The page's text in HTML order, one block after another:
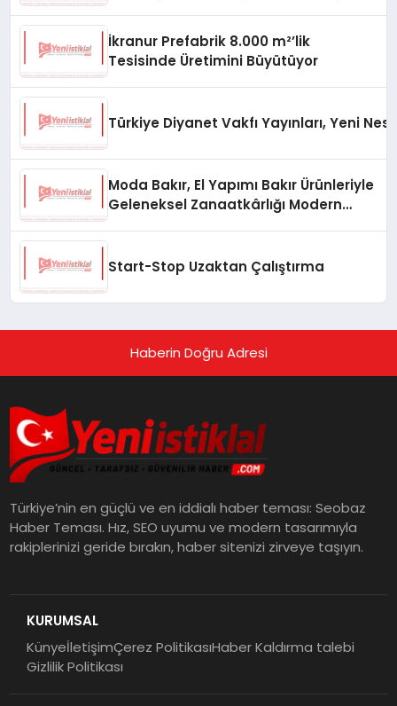
İkranur Prefabrik 8.000 m²’lik
Tesisinde Üretimini Büyütüyor
Türkiye Diyanet Vakfı Yayınları, Yeni
Moda Bakır, El Yapımı Bakır Ürünleriyle
Geleneksel Zanaatkârlığı Modern
Start-Stop Uzaktan Çalıştırma
Haberin Doğru Adresi
Türkiye’nin en güçlü ve en iddialı haber teması: Seobaz
Haber Teması. Hız, SEO uyumu ve modern tasarımıyla
rakiplerinizi geride bırakın, haber sitenizi zirveye taşıyın.
KURUMSAL
KünyeİletişimÇerez PolitikasıHaber Kaldırma talebi
Gizlilik Politikası